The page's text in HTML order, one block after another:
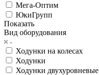
Мега-Оптим
ЮкиГрупп
Показать
Вид оборудования
Ходунки на колесах
Ходунки
Ходунки двухуровневые